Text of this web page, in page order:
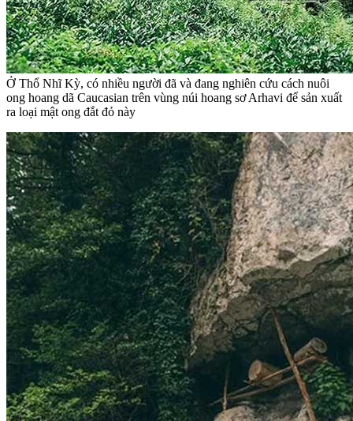
Ở Thổ Nhĩ Kỳ, có nhiều người đã và đang nghiên cứu cách nuôi
ong hoang dã Caucasian trên vùng núi hoang sơ Arhavi để sản xuất
ra loại mật ong đắt đỏ này